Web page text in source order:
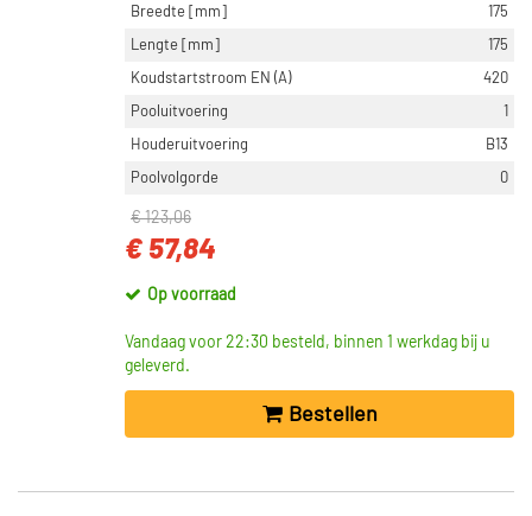
Breedte [mm]
175
Lengte [mm]
175
Koudstartstroom EN (A)
420
Pooluitvoering
1
Houderuitvoering
B13
Poolvolgorde
0
€ 123,06
€ 57,84
Op voorraad
Vandaag voor 22:30 besteld, binnen 1 werkdag bij u
geleverd.
Bestellen